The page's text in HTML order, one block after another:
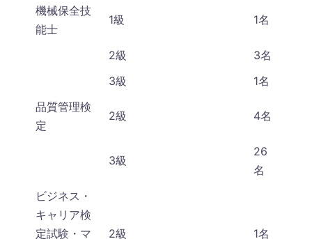
機械保全技
能士
1級 1名
2級
3名
3級
1名
品質管理検
定
2級 4名
3級
26
名
ビジネス・
キャリア検
定試験・マ
2級 1名